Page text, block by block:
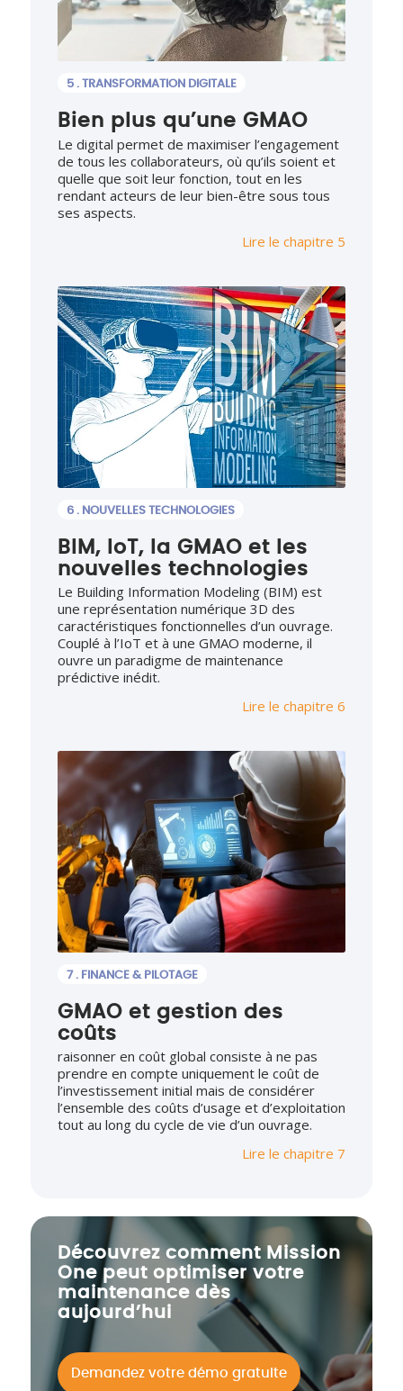
5 . TRANSFORMATION DIGITALE
Bien plus qu’une GMAO
Le digital permet de maximiser l’engagement
de tous les collaborateurs, où qu’ils soient et
quelle que soit leur fonction, tout en les
rendant acteurs de leur bien-être sous tous
ses aspects.
Lire le chapitre 5
6 . NOUVELLES TECHNOLOGIES
BIM, IoT, la GMAO et les
nouvelles technologies
Le Building Information Modeling (BIM) est
une représentation numérique 3D des
caractéristiques fonctionnelles d’un ouvrage.
Couplé à l’IoT et à une GMAO moderne, il
ouvre un paradigme de maintenance
prédictive inédit.
Lire le chapitre 6
7 . FINANCE & PILOTAGE
GMAO et gestion des
coûts
raisonner en coût global consiste à ne pas
prendre en compte uniquement le coût de
l’investissement initial mais de considérer
l’ensemble des coûts d’usage et d’exploitation
tout au long du cycle de vie d’un ouvrage.
Lire le chapitre 7
Découvrez comment Mission
One peut optimiser votre
maintenance dès
aujourd’hui
Demandez votre démo gratuite